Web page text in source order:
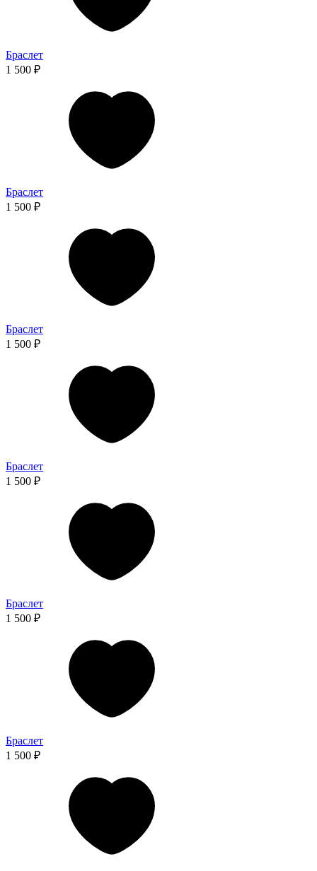
Браслет
1 500 ₽
Браслет
1 500 ₽
Браслет
1 500 ₽
Браслет
1 500 ₽
Браслет
1 500 ₽
Браслет
1 500 ₽